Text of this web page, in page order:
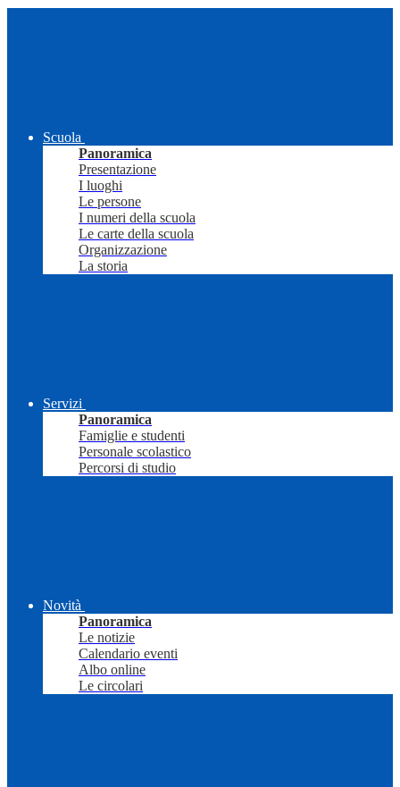
Scuola
Panoramica
Presentazione
I luoghi
Le persone
I numeri della scuola
Le carte della scuola
Organizzazione
La storia
Servizi
Panoramica
Famiglie e studenti
Personale scolastico
Percorsi di studio
Novità
Panoramica
Le notizie
Calendario eventi
Albo online
Le circolari